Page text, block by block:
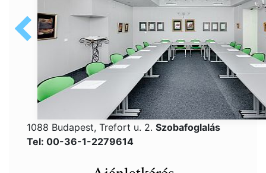
1088 Budapest, Trefort u. 2. Szobafoglalás
Tel: 00-36-1-2279614